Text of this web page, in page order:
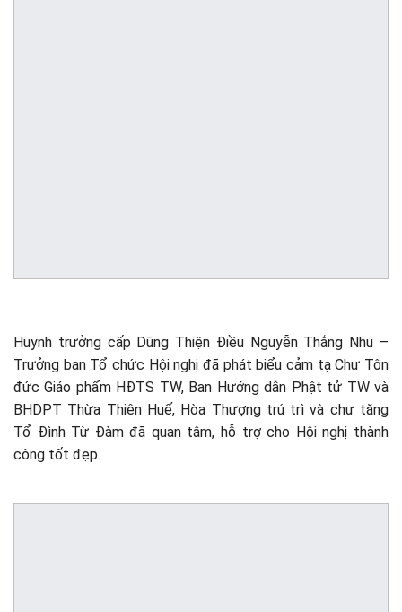
Huynh trưởng cấp Dũng Thiện Điều Nguyễn Thắng Nhu –
Trưởng ban Tổ chức Hội nghị đã phát biểu cảm tạ Chư Tôn
đức Giáo phẩm HĐTS TW, Ban Hướng dẫn Phật tử TW và
BHDPT Thừa Thiên Huế, Hòa Thượng trú trì và chư tăng
Tổ Đình Từ Đàm đã quan tâm, hỗ trợ cho Hội nghị thành
công tốt đẹp.